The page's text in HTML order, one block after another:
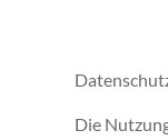
Die